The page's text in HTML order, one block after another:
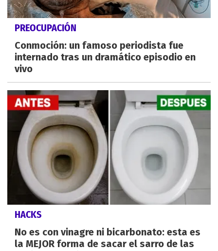
PREOCUPACIÓN
Conmoción: un famoso periodista fue
internado tras un dramático episodio en
vivo
HACKS
No es con vinagre ni bicarbonato: esta es
la MEJOR forma de sacar el sarro de las